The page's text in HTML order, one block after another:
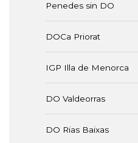
Penedes sin DO
DOCa Priorat
IGP Illa de Menorca
DO Valdeorras
DO Rias Baixas